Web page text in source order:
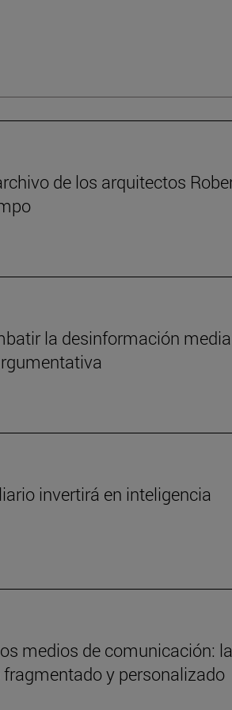
de los arquitectos
la desinformación
invertirá en inteligencia
medios de comunicación:
y personalizado